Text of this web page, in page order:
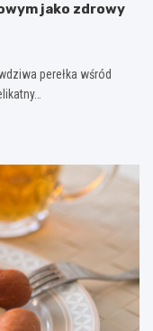
jako zdrowy
perełka wśród